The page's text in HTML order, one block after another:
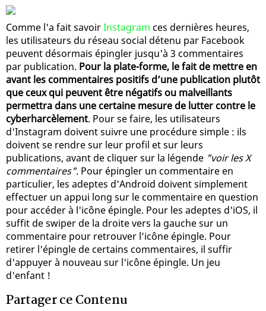
Comme l'a fait savoirInstagram ces dernières heures,
les utilisateurs du réseau social détenu par Facebook
peuvent désormais épingler jusqu'à 3 commentaires
par publication. Pour la plate-forme, le fait de mettre en
avant les commentaires positifs d’une publication plutôt
que ceux qui peuvent être négatifs ou malveillants
permettra dans une certaine mesure de lutter contre le
cyberharcèlement. Pour se faire, les utilisateurs
d'Instagram doivent suivre une procédure simple : ils
doivent se rendre sur leur profil et sur leurs
publications, avant de cliquer sur la légende "voir les X
commentaires". Pour épingler un commentaire en
particulier, les adeptes d'Android doivent simplement
effectuer un appui long sur le commentaire en question
pour accéder à l'icône épingle. Pour les adeptes d'iOS, il
suffit de swiper de la droite vers la gauche sur un
commentaire pour retrouver l’icône épingle. Pour
retirer l'épingle de certains commentaires, il suffir
d'appuyer à nouveau sur l'icône épingle. Un jeu
d'enfant !
Partager ce Contenu